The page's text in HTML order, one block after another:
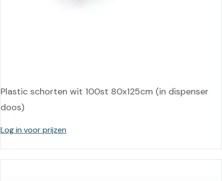
Plastic schorten wit 100st 80x125cm (in dispenser
doos)
Log in voor prijzen